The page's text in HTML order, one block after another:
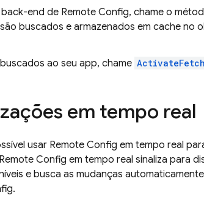
end de Remote Config, chame o
buscados e armazenados em cache no
ao seu app, chame
em tempo real
usar Remote Config em tempo real
Remote Config em tempo real sinaliza para
e busca as mudanças
.